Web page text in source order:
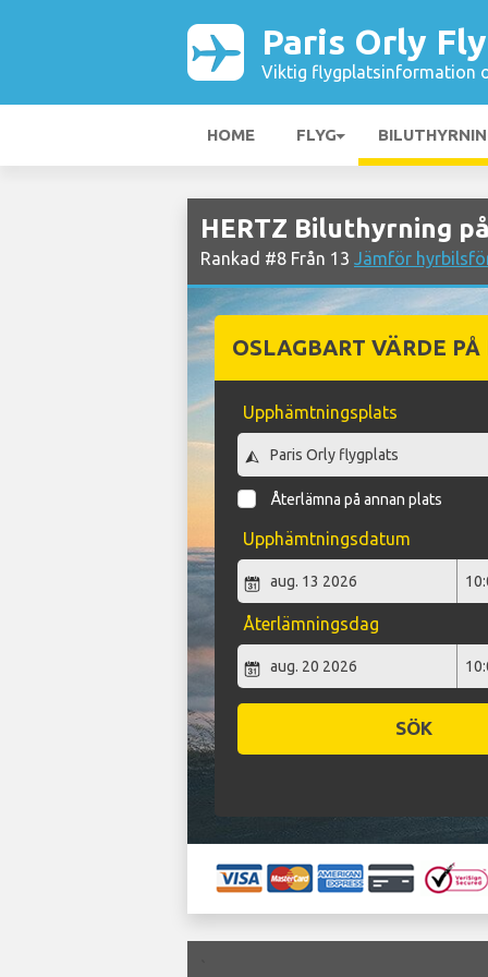
Paris Orly
Viktig flygplatsinformation
HOME FLYG
HERTZ Biluthyrning
Rankad #8 Från 13 Jämför
OSLAGBART VÄRDE
Upphämtningsplats
Återlämna på annan plats
Upphämtningsdatum
Återlämningsdag
SÖK